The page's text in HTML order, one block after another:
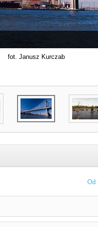
fot. Janusz Kurczab
Od